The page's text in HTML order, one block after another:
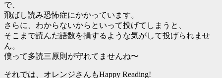
で、
飛ばし読み恐怖症にかかっています。
さらに、わからないからといって投げてしまうと、
そこまで読んだ語数を損するような気がして投げられませ
ん。
僕って多読三原則が守れてませんね〜
それでは、オレンジさんもHappy Reading!